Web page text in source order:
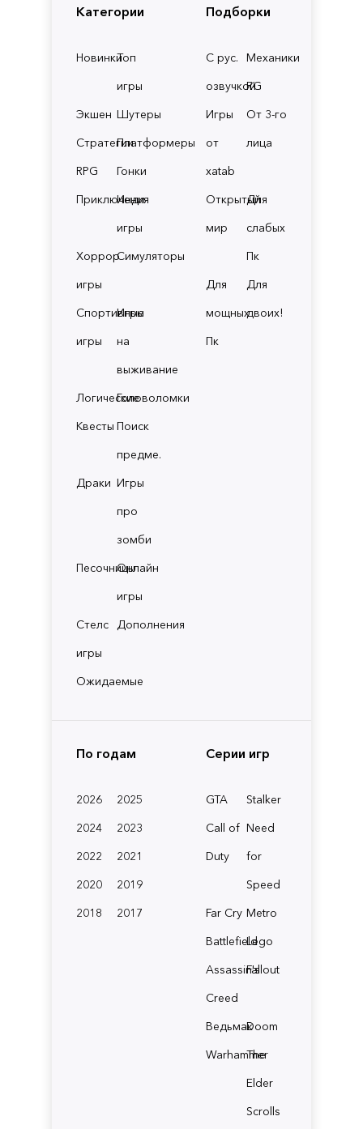
Категории
НовинкиТоп
игры
Экшен Шутеры
СтратегииПлатформеры
RPG
Гонки
Приключения
Инди
игры
Хоррор
игры
Симуляторы
Спортивные
игры
Игры
на
выживание
ЛогическиеГоловоломки
Квесты Поиск
предме.
Драки Игры
про
зомби
ПесочницыОнлайн
игры
Стелс
игры
Дополнения
Ожидаемые
Подборки
С рус.
озвучкой
Механики
RG
Игры
от
xatab
От 3-го
лица
Открытый
мир
Для
слабых
Пк
Для
мощных
Пк
Для
двоих!
По годам
2026
2025
2024
2023
2022
2021
2020
2019
2018
2017
Серии игр
GTA
Stalker
Call of
Duty
Need
for
Speed
Far Cry Metro
BattlefieldLego
Assassin's
Creed
Fallout
ВедьмакDoom
Warhammer
The
Elder
Scrolls